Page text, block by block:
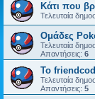
Κάτι που
Τελευταία
Ομάδες
Τελευταία
Απαντήσεις: 6
Το
Τελευταία
Απαντήσεις: 5